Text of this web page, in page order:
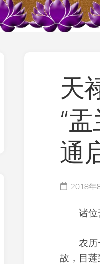
天
“
通
2018年
诸位
农历七
故，目